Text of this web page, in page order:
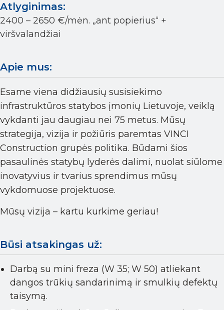
Atlyginimas:
2400 – 2650 €/mėn. „ant popierius“ +
viršvalandžiai
Apie mus:
Esame viena didžiausių susisiekimo
infrastruktūros statybos įmonių Lietuvoje, veiklą
vykdanti jau daugiau nei 75 metus. Mūsų
strategija, vizija ir požiūris paremtas VINCI
Construction grupės politika. Būdami šios
pasaulinės statybų lyderės dalimi, nuolat siūlome
inovatyvius ir tvarius sprendimus mūsų
vykdomuose projektuose.
Mūsų vizija – kartu kurkime geriau!
Būsi atsakingas už:
Darbą su mini freza (W 35; W 50) atliekant
dangos trūkių sandarinimą ir smulkių defektų
taisymą.